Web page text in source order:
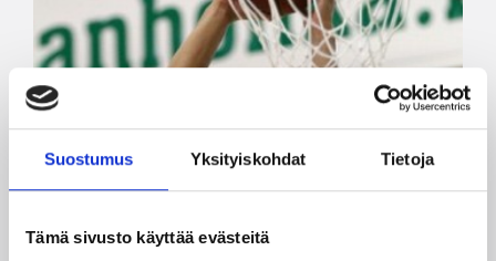
Suostumus Yksityiskohdat Tietoja
Tämä sivusto käyttää evästeitä